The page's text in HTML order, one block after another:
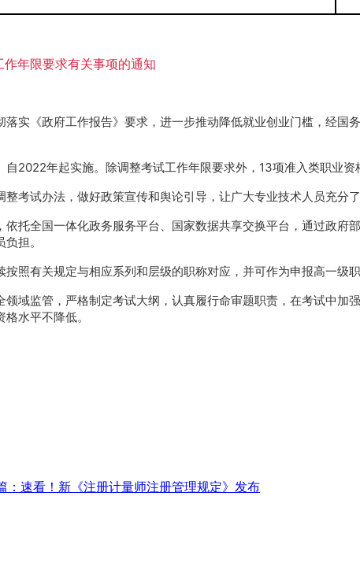
年限要求有关事项的通知
实《政府工作报告》要求，进一步推动降低就业创业门槛，经国
2022年起实施。除调整考试工作年限要求外，13项准入类职业资
考试办法，做好政策宣传和舆论引导，让广大专业技术人员充分
托全国一体化政务服务平台、国家数据共享交换平台，通过政府
担。
照有关规定与相应系列和层级的职称对应，并可作为申报高一级职
域监管，严格制定考试大纲，认真履行命审题职责，在考试中加
水平不降低。
：速看！新《注册计量师注册管理规定》发布